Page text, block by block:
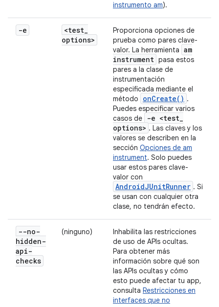
instrumento am).
-e <test_
options>
Proporciona opciones de
prueba como pares clave-
valor. La herramienta am
instrument pasa estos
pares a la clase de
instrumentación
especificada mediante el
método
onCreate() .
Puedes especificar varios
casos de
-e <test_
options> . Las claves y los
valores se describen en la
sección Opciones de am
instrument. Solo puedes
usar estos pares clave-
valor con
AndroidJUnitRunner . Si
se usan con cualquier otra
clase, no tendrán efecto.
--no-
hidden-
api-
checks
(ninguno)
Inhabilita las restricciones
de uso de APIs ocultas.
Para obtener más
información sobre qué son
las APIs ocultas y cómo
esto puede afectar tu app,
consulta Restricciones en
interfaces que no